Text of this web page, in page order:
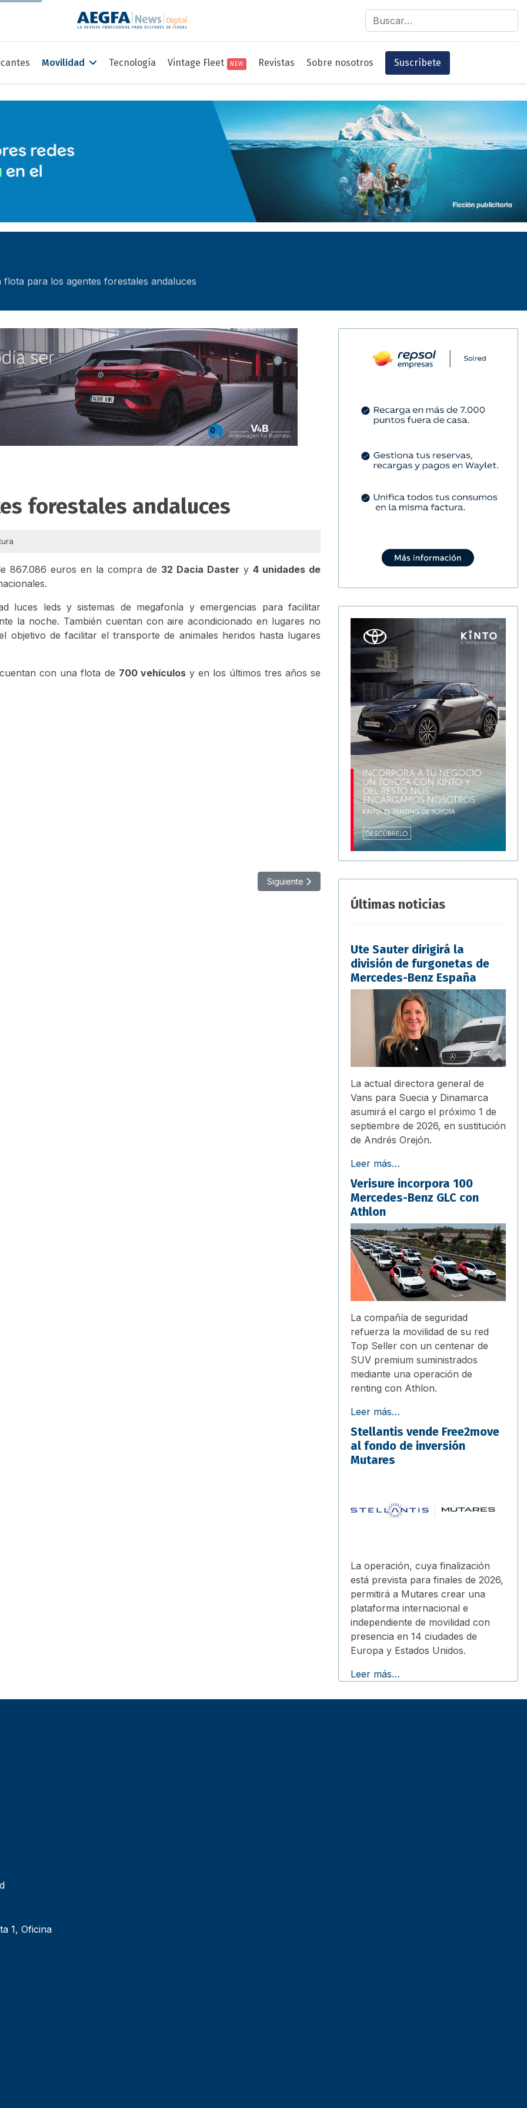
Buscar
Movilidad Tecnología Vintage Fleet NEW Revistas Sobre nosotros Suscríbete
flota para los agentes forestales andaluces
forestales andaluces
867.086 euros en la compra de 32 Dacia Daster y 4 unidades de
luces leds y sistemas de megafonía y emergencias para facilitar
la noche. También cuentan con aire acondicionado en lugares no
de facilitar el transporte de animales heridos hasta lugares
con una flota de 700 vehículosy en los últimos tres años se
Artículo siguiente: Bilbao promueve entre las empresas la
Siguiente
Últimas noticias
Ute Sauter dirigirá la
división de furgonetas de
Mercedes-Benz España
La actual directora general de
Vans para Suecia y Dinamarca
asumirá el cargo el próximo 1 de
septiembre de 2026, en sustitución
de Andrés Orejón.
Leer más…
Verisure incorpora 100
Mercedes-Benz GLC con
Athlon
La compañía de seguridad
refuerza la movilidad de su red
Top Seller con un centenar de
SUV premium suministrados
mediante una operación de
renting con Athlon.
Leer más…
Stellantis vende Free2move
al fondo de inversión
Mutares
La operación, cuya finalización
está prevista para finales de 2026,
permitirá a Mutares crear una
plataforma internacional e
independiente de movilidad con
presencia en 14 ciudades de
Europa y Estados Unidos.
Leer más…
1, Oficina